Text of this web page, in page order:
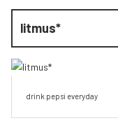
litmus*
drink pepsi everyday